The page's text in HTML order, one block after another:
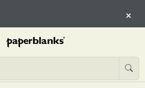
×